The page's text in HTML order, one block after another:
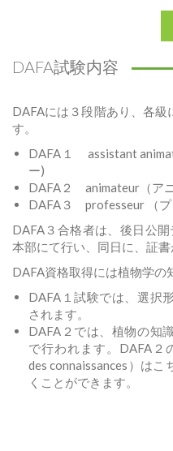
DAFA試験内容
DAFAには３段階あり、各級
す。
DAFA１ assistant
ー)
DAFA２ animateur（アニ
DAFA３ professeur （プ
DAFA３合格者は、後日公
本部にて行い、同日に、証書
DAFA資格取得には植物学の
DAFA１試験では、選択
されます。
DAFA２では、植物の知
で行われます。DAFA２
des connaissances）は
くことができます。